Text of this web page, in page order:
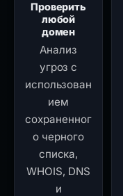
Проверить
любой
домен
Анализ
угроз с
использован
ием
сохраненног
о черного
списка,
WHOIS, DNS
и